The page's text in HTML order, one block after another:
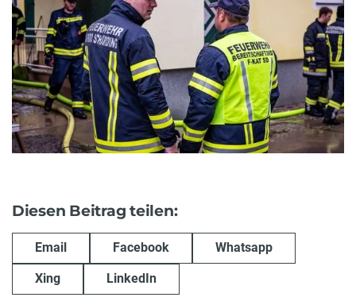
Diesen Beitrag teilen:
Email Facebook Whatsapp
Xing LinkedIn